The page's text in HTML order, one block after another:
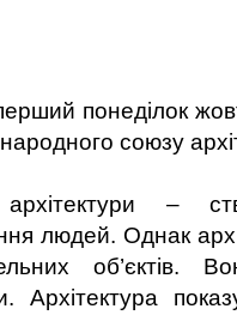
понеділок
союзу
–
людей. Однак
об’єктів.
Архітектура